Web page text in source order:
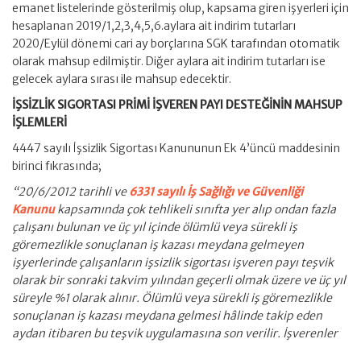
emanet listelerinde gösterilmiş olup, kapsama giren işyerleri için
hesaplanan 2019/1,2,3,4,5,6.aylara ait indirim tutarları
2020/Eylül dönemi cari ay borçlarına SGK tarafından otomatik
olarak mahsup edilmiştir. Diğer aylara ait indirim tutarları ise
gelecek aylara sırası ile mahsup edecektir.
İŞSİZLİK SIGORTASI PRİMİ İŞVEREN PAYI DESTEĞİNİN MAHSUP
İŞLEMLERİ
4447 sayılı İşsizlik Sigortası Kanununun Ek 4’üncü maddesinin
birinci fıkrasında;
“20/6/2012 tarihli ve 6331 sayılı İş Sağlığı ve Güvenliği
Kanunukapsamında çok tehlikeli sınıfta yer alıp ondan fazla
çalışanı bulunan ve üç yıl içinde ölümlü veya sürekli iş
göremezlikle sonuçlanan iş kazası meydana gelmeyen
işyerlerinde çalışanların işsizlik sigortası işveren payı teşvik
olarak bir sonraki takvim yılından geçerli olmak üzere ve üç yıl
süreyle %1 olarak alınır. Ölümlü veya sürekli iş göremezlikle
sonuçlanan iş kazası meydana gelmesi hâlinde takip eden
aydan itibaren bu teşvik uygulamasına son verilir. İşverenler